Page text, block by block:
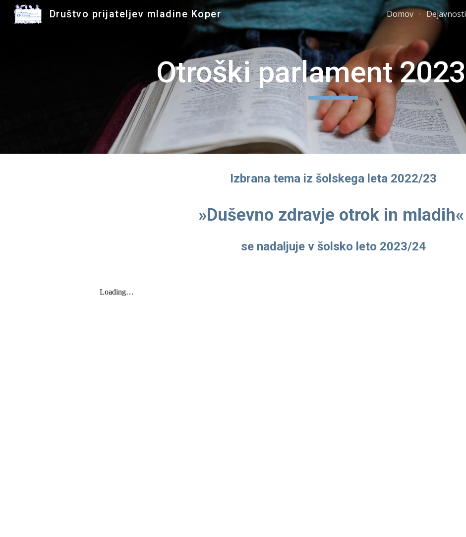
Skip to main content Skip to navigation
Društvo prijateljev mladine Koper Domov Dejavnosti
Otroški parlament 2023
Izbrana tema iz šolskega leta 2022/23
»Duševno zdravje otrok in mladih«
se nadaljuje v šolsko leto 2023/24